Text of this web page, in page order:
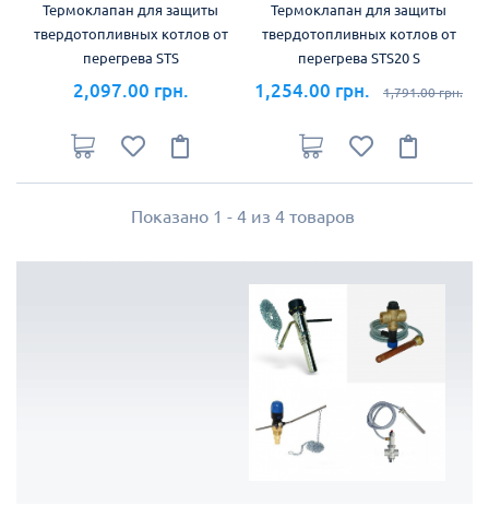
Термоклапан для защиты
твердотопливных котлов от
перегрева STS
2,097.00 грн.
Термоклапан для защиты
твердотопливных котлов от
перегрева STS20 S
1,254.00 грн. 1,791.00 грн.
Показано 1 - 4 из 4 товаров